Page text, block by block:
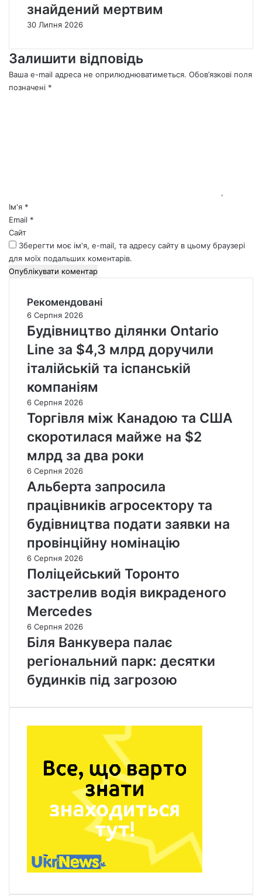
знайдений мертвим
30 Липня 2026
Залишити відповідь
Ваша e-mail адреса не оприлюднюватиметься. Обов’язкові поля
позначені *
*Ім'я *
Email *
Сайт
Зберегти моє ім'я, e-mail, та адресу сайту в цьому браузері
для моїх подальших коментарів.
Рекомендовані
6 Серпня 2026
Будівництво ділянки Ontario
Line за $4,3 млрд доручили
італійській та іспанській
компаніям
6 Серпня 2026
Торгівля між Канадою та США
скоротилася майже на $2
млрд за два роки
6 Серпня 2026
Альберта запросила
працівників агросектору та
будівництва подати заявки на
провінційну номінацію
6 Серпня 2026
Поліцейський Торонто
застрелив водія викраденого
Mercedes
6 Серпня 2026
Біля Ванкувера палає
регіональний парк: десятки
будинків під загрозою